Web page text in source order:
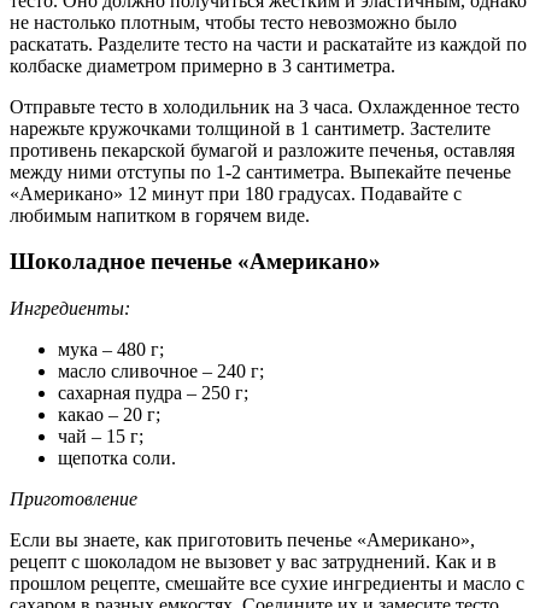
не настолько плотным, чтобы тесто невозможно было
раскатать. Разделите тесто на части и раскатайте из каждой по
колбаске диаметром примерно в 3 сантиметра.
Отправьте тесто в холодильник на 3 часа. Охлажденное тесто
нарежьте кружочками толщиной в 1 сантиметр. Застелите
противень пекарской бумагой и разложите печенья, оставляя
между ними отступы по 1-2 сантиметра. Выпекайте печенье
«Американо» 12 минут при 180 градусах. Подавайте с
любимым напитком в горячем виде.
Шоколадное печенье «Американо»
Ингредиенты:
мука – 480 г;
масло сливочное – 240 г;
сахарная пудра – 250 г;
какао – 20 г;
чай – 15 г;
щепотка соли.
Приготовление
Если вы знаете, как приготовить печенье «Американо»,
рецепт с шоколадом не вызовет у вас затруднений. Как и в
прошлом рецепте, смешайте все сухие ингредиенты и масло с